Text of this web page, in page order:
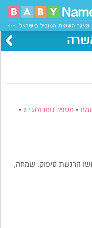
• מספר נומרולוגי 2 •
הרגשת סיפוק, שמחה,